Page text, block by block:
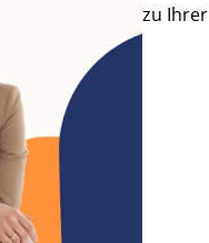
zu Ihrer